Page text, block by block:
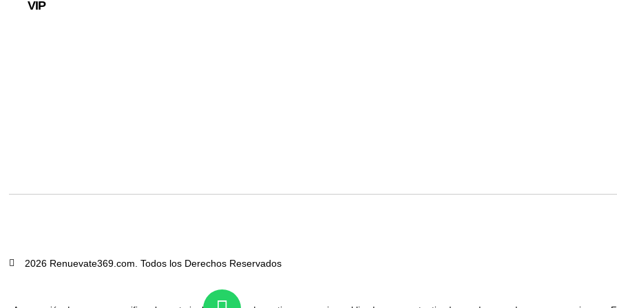
VIP
2026 Renuevate369.com. Todos los Derechos Reservados